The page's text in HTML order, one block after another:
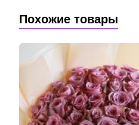
Похожие товары